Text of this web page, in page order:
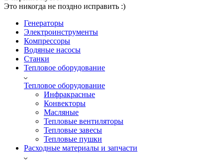
Это никогда не поздно исправить :)
Генераторы
Электроинструменты
Компрессоры
Водяные насосы
Станки
Тепловое оборудование
Тепловое оборудование
Инфракрасные
Конвекторы
Масляные
Тепловые вентиляторы
Тепловые завесы
Тепловые пушки
Расходные материалы и запчасти